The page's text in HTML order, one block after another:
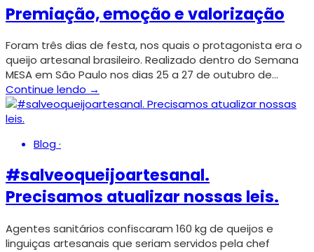
Premiação, emoção e valorização
Foram três dias de festa, nos quais o protagonista era o
queijo artesanal brasileiro. Realizado dentro do Semana
MESA em São Paulo nos dias 25 a 27 de outubro de…
Continue lendo →
Blog·
#salveoqueijoartesanal.
Precisamos atualizar nossas leis.
Agentes sanitários confiscaram 160 kg de queijos e
linguiças artesanais que seriam servidos pela chef